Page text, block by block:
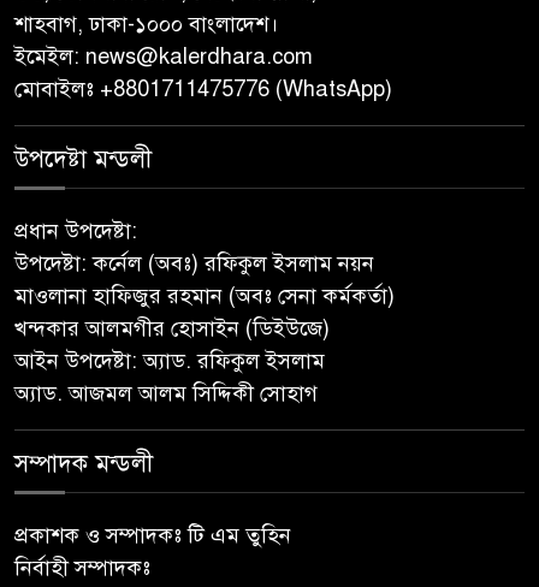
জুলাই গণঅভ্যুত্থান দিবস উপলক্ষে
পিরোজপুরে নানা কর্মসূচি পালিত
‎গৌরনদীতে যথাযোগ্য মর্যাদায়
পালিত হলো ‘০৫ আগস্ট জুলাই
গণঅভ্যুত্থান দিবস ২০২৬’ ‎
বাবুগঞ্জে বাংলাদেশ প্রাথমিক শিক্ষক
সমিতির কমিটি ঘোষণাঃ সালাম
সাভারে টিন কেটে দুঃসাহসিক চুরি,
৫ লাখ ৫০ হাজার টাকার মালামাল
শাহবাগ, ঢাকা-১০০০ বাংলাদেশ।
ইমেইল: news@kalerdhara.com
মোবাইলঃ +8801711475776 (WhatsApp)
উপদেষ্টা মন্ডলী
প্রধান উপদেষ্টা:
উপদেষ্টা: কর্নেল (অবঃ) রফিকুল ইসলাম নয়ন
মাওলানা হাফিজুর রহমান (অবঃ সেনা কর্মকর্তা)
খন্দকার আলমগীর হোসাইন (ডিইউজে)
আইন উপদেষ্টা: অ্যাড. রফিকুল ইসলাম
অ্যাড. আজমল আলম সিদ্দিকী সোহাগ
সম্পাদক মন্ডলী
প্রকাশক ও সম্পাদকঃ টি এম তুহিন
নির্বাহী সম্পাদকঃ